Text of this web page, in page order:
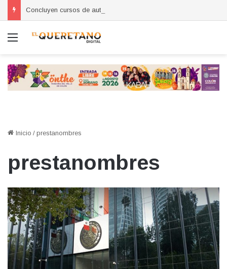
Menú
Inicio / prestanombres
prestanombres